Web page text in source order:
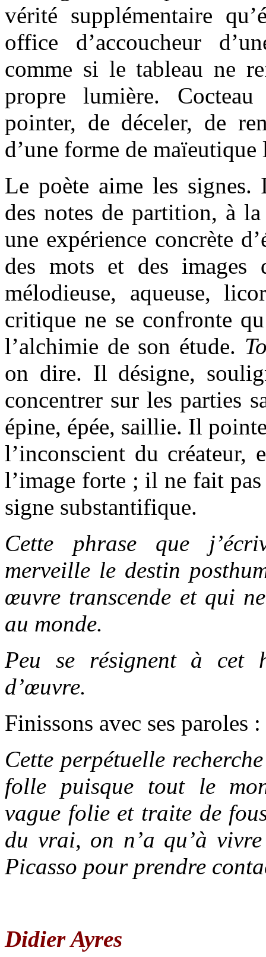
vérité supplémentaire
office d’accoucheur
comme si le tableau ne
propre lumière.
pointer, de déceler, de
d’une forme de
Le poète aime les signes.
des notes de partition, à
une expérience concrète
des mots et des images
mélodieuse, aqueuse,
critique ne se confronte
l’alchimie de son étude.
on dire. Il désigne,
concentrer sur les parties
épine, épée, saillie. Il
l’inconscient du créateur,
l’image forte ; il ne fait
signe substantifique.
Cette phrase que
merveille le destin
œuvre transcende et qui
au monde.
Peu se résignent à cet
d’œuvre.
Finissons avec ses paroles :
Cette perpétuelle
folle puisque tout le
vague folie et traite de
du vrai, on n’a qu’à
Picasso pour prendre
Didier Ayres